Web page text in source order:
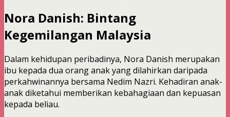
Nora Danish: Bintang
Kegemilangan Malaysia
Dalam kehidupan peribadinya, Nora Danish merupakan
ibu kepada dua orang anak yang dilahirkan daripada
perkahwinannya bersama Nedim Nazri. Kehadiran anak-
anak diketahui memberikan kebahagiaan dan kepuasan
kepada beliau.